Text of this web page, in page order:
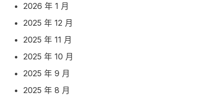
2026 年 1 月
2025 年 12 月
2025 年 11 月
2025 年 10 月
2025 年 9 月
2025 年 8 月